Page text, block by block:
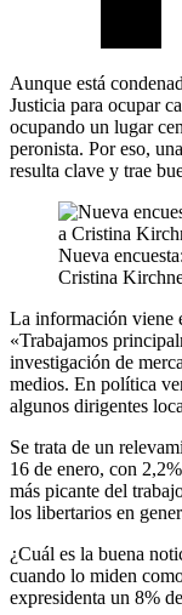
Aunque está
Justicia para ocupar
ocupando un lugar
peronista. Por eso,
resulta clave y trae
Nueva
Cristina
La información viene
«Trabajamos
investigación de
medios. En política
algunos dirigentes
Se trata de un
16 de enero, con
más picante del
los libertarios en
¿Cuál es la buena
cuando lo miden
expresidenta un 8%